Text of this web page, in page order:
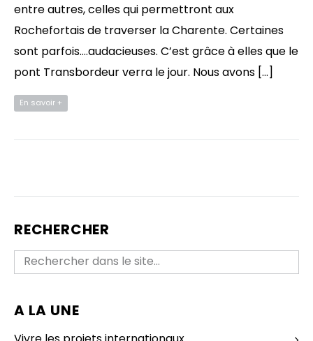
entre autres, celles qui permettront aux
Rochefortais de traverser la Charente. Certaines
sont parfois….audacieuses. C’est grâce à elles que le
pont Transbordeur verra le jour. Nous avons […]
En savoir +
RECHERCHER
A LA UNE